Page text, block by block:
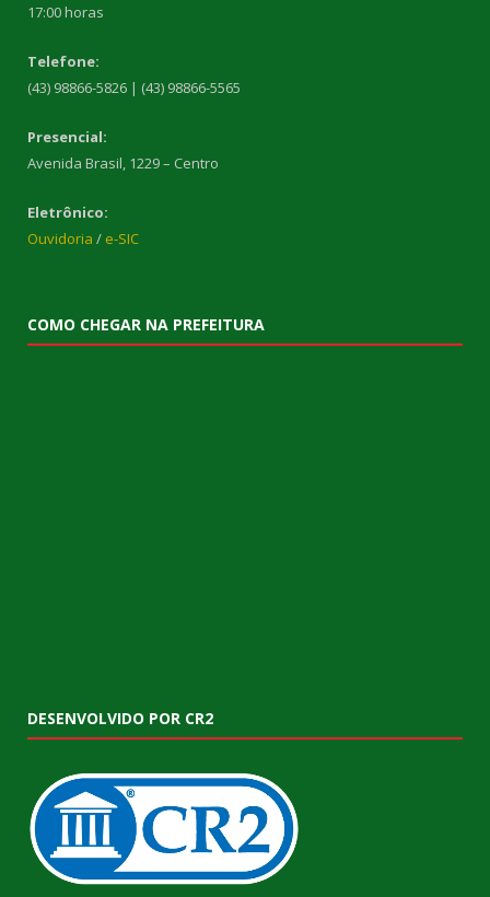
17:00 horas
Telefone:
(43) 98866-5826 | (43) 98866-5565
Presencial:
Avenida Brasil, 1229 – Centro
Eletrônico:
Ouvidoria / e-SIC
COMO CHEGAR NA PREFEITURA
DESENVOLVIDO POR CR2